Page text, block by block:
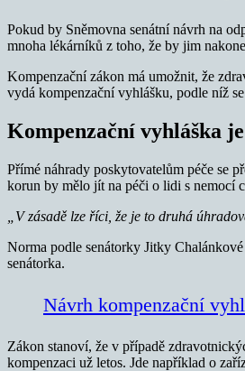
Pokud by Sněmovna senátní návrh na
mnoha lékárníků z toho, že by jim
Kompenzační zákon má umožnit, že
vydá kompenzační vyhlášku, podle níž
Kompenzační vyhláška
Přímé náhrady poskytovatelům péče se
korun by mělo jít na péči o lidi s nemocí
„V zásadě lze říci, že je to druhá
Norma podle senátorky Jitky
senátorka.
Návrh kompenzační
Zákon stanoví, že v případě
kompenzaci už letos. Jde například o